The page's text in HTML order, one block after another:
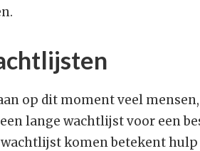
op dit moment veel
lange wachtlijst voor een
wachtlijst komen betekent